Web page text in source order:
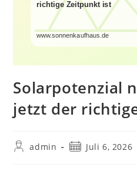
Solarpotenzial
jetzt der
Beitrags-
admin
BeitragJuli 6, 2026